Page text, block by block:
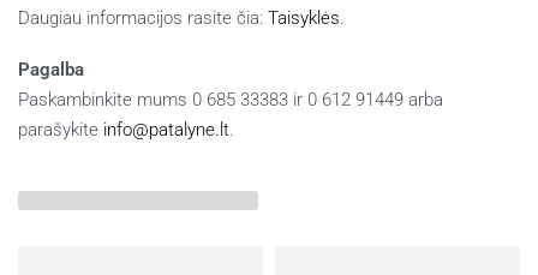
Daugiau informacijos rasite čia: Taisyklės.
Pagalba
Paskambinkite mums 0 685 33383 ir 0 612 91449 arba
parašykite info@patalyne.lt.